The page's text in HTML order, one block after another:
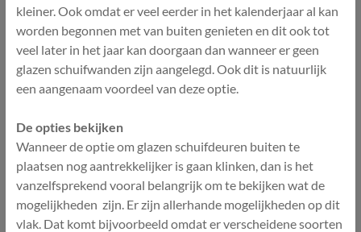
kleiner. Ook omdat er veel eerder in het kalenderjaar al kan
worden begonnen met van buiten genieten en dit ook tot
veel later in het jaar kan doorgaan dan wanneer er geen
glazen schuifwanden zijn aangelegd. Ook dit is natuurlijk
een aangenaam voordeel van deze optie.
De opties bekijken
Wanneer de optie om glazen schuifdeuren buiten te
plaatsen nog aantrekkelijker is gaan klinken, dan is het
vanzelfsprekend vooral belangrijk om te bekijken wat de
mogelijkheden zijn. Er zijn allerhande mogelijkheden op dit
vlak. Dat komt bijvoorbeeld omdat er verscheidene soorten